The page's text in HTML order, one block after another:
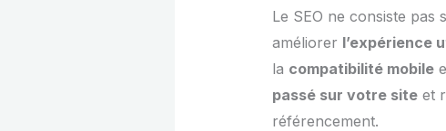
Le SEO ne consiste pas
améliorer l’expérience
la compatibilité mobile
passé sur votre siteet
référencement.